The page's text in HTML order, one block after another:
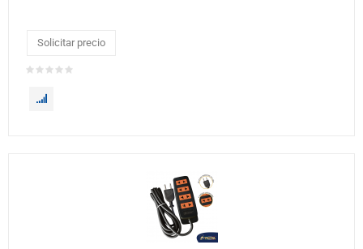
Solicitar precio